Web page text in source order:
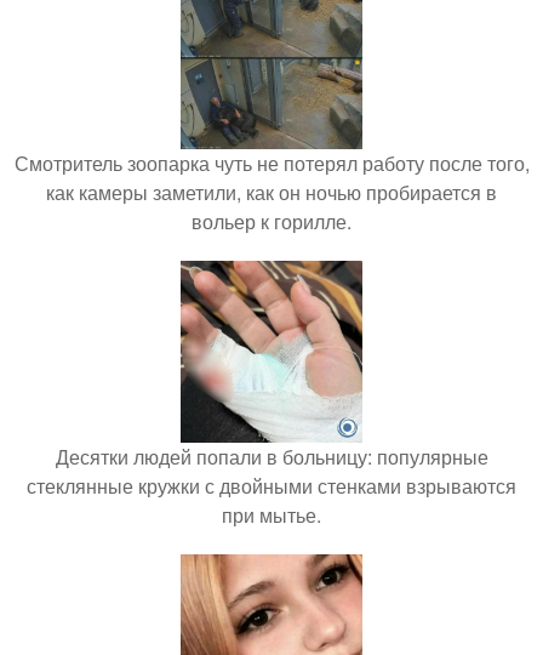
Смотритель зоопарка чуть не потерял работу после того,
как камеры заметили, как он ночью пробирается в
вольер к горилле.
Десятки людей попали в больницу: популярные
стеклянные кружки с двойными стенками взрываются
при мытье.